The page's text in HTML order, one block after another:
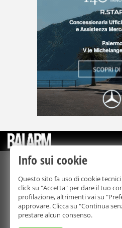
©Copyright
Bmedia Srl- P.IVA
La riproduzione totale o parziale
forma, su qualsiasi
Balarm.it è una testata
Tribunale di Palermo
Direttore responsabile:
Info sui cookie
Questo sito fa uso di cookie
click su "Accetta" per dare il tuo
profilazione, altrimenti vai su
approvare. Clicca su "Continua
prestare alcun consenso.